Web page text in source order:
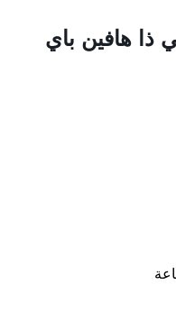
ذا هافين باي